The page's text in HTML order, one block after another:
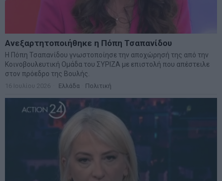
Ανεξαρτητοποιήθηκε η Πόπη Τσαπανίδου
Η Πόπη Τσαπανίδου γνωστοποίησε την αποχώρησή της από την
Κοινοβουλευτική Ομάδα του ΣΥΡΙΖΑ με επιστολή που απέστειλε
στον πρόεδρο της Βουλής.
16 Ιουλίου 2026 Ελλάδα Πολιτική